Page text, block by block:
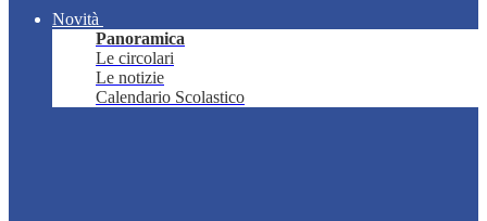
Novità
Panoramica
Le circolari
Le notizie
Calendario Scolastico